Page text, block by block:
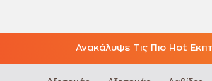
Ανακάλυψε Τις Πιο Hot